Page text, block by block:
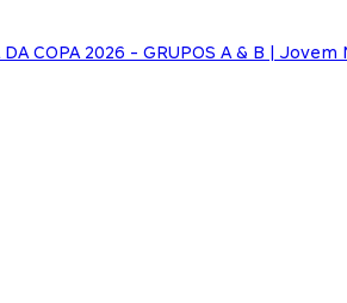
DA COPA 2026 - GRUPOS A & B |